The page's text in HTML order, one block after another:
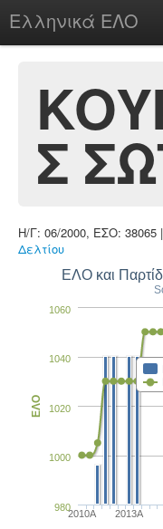
Ελληνικά ΕΛΟ
chesstu.be @ discord
LoginΣ
Η/Γ: 06/2000, ΕΣΟ: 38065
Δελτίου
ΕΛΟ και
2010A 2013A
1000
1020
1040
1060
980
ΕΛΟ